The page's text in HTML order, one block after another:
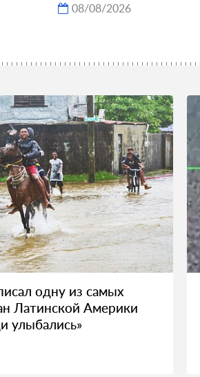
08/08/2026
одну из самых
Латинской Америки
улыбались»